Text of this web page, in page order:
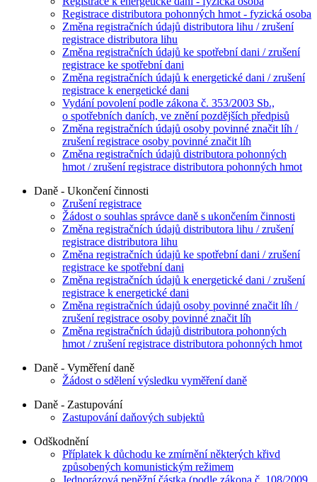
Registrace distributora pohonných hmot - fyzická osoba
Změna registračních údajů distributora lihu / zrušení
registrace distributora lihu
Změna registračních údajů ke spotřební dani / zrušení
registrace ke spotřební dani
Změna registračních údajů k energetické dani / zrušení
registrace k energetické dani
Vydání povolení podle zákona č. 353/2003 Sb.,
o spotřebních daních, ve znění pozdějších předpisů
Změna registračních údajů osoby povinné značit líh /
zrušení registrace osoby povinné značit líh
Změna registračních údajů distributora pohonných
hmot / zrušení registrace distributora pohonných hmot
Daně - Ukončení činnosti
Zrušení registrace
Žádost o souhlas správce daně s ukončením činnosti
Změna registračních údajů distributora lihu / zrušení
registrace distributora lihu
Změna registračních údajů ke spotřební dani / zrušení
registrace ke spotřební dani
Změna registračních údajů k energetické dani / zrušení
registrace k energetické dani
Změna registračních údajů osoby povinné značit líh /
zrušení registrace osoby povinné značit líh
Změna registračních údajů distributora pohonných
hmot / zrušení registrace distributora pohonných hmot
Daně - Vyměření daně
Žádost o sdělení výsledku vyměření daně
Daně - Zastupování
Zastupování daňových subjektů
Odškodnění
Příplatek k důchodu ke zmírnění některých křivd
způsobených komunistickým režimem